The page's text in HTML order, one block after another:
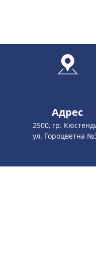
Адрес
2500, гр.
ул. Гороцветна